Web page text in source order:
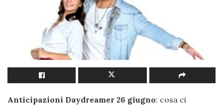
Anticipazioni Daydreamer 26 giugno: cosa ci